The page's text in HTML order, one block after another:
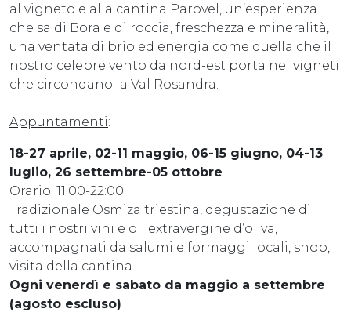
al vigneto e alla cantina Parovel, un’esperienza
che sa di Bora e di roccia, freschezza e mineralità,
una ventata di brio ed energia come quella che il
nostro celebre vento da nord-est porta nei vigneti
che circondano la Val Rosandra.
Appuntamenti:
18-27 aprile, 02-11 maggio, 06-15 giugno, 04-13
luglio, 26 settembre-05 ottobre
Orario: 11:00-22:00
Tradizionale Osmiza triestina, degustazione di
tutti i nostri vini e oli extravergine d’oliva,
accompagnati da salumi e formaggi locali, shop,
visita della cantina.
Ogni venerdì e sabato da maggio a settembre
(agosto escluso)